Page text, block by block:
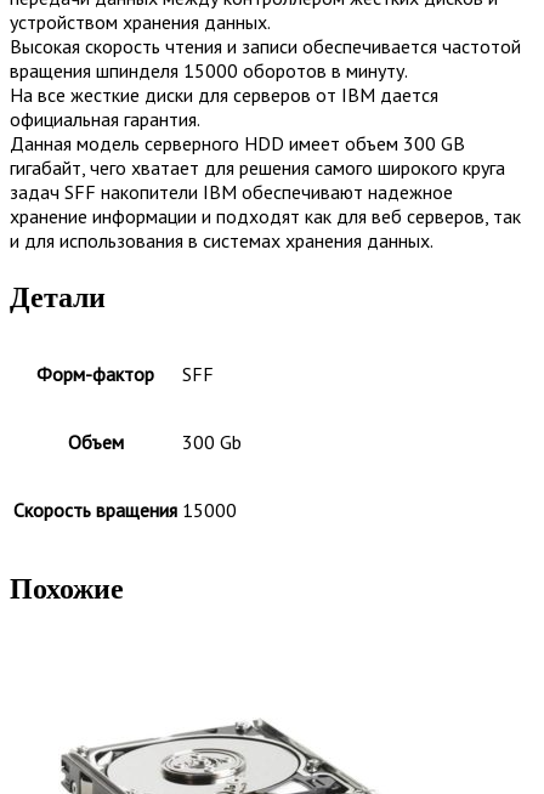
устройством хранения данных.
Высокая скорость чтения и записи обеспечивается частотой
вращения шпинделя 15000 оборотов в минуту.
На все жесткие диски для серверов от IBM дается
официальная гарантия.
Данная модель серверного HDD имеет объем 300 GB
гигабайт, чего хватает для решения самого широкого круга
задач SFF накопители IBM обеспечивают надежное
хранение информации и подходят как для веб серверов, так
и для использования в системах хранения данных.
Детали
Форм-фактор SFF
Объем 300 Gb
Скорость вращения 15000
Похожие